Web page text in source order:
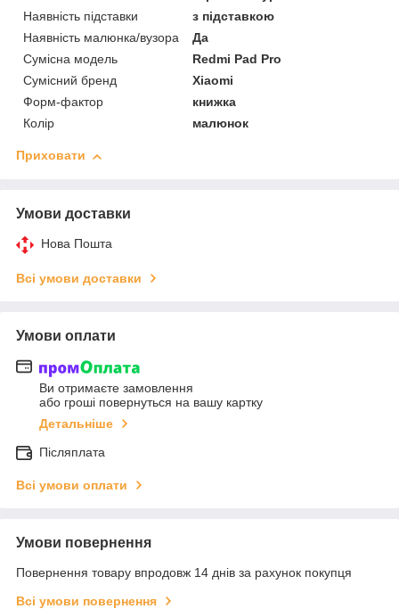
Наявність підставки
з підставкою
Наявність малюнка/вузора
Да
Сумісна модель
Redmi Pad Pro
Сумісний бренд
Xiaomi
Форм-фактор
книжка
Колір
малюнок
Приховати
Умови доставки
Нова Пошта
Всі умови доставки
Умови оплати
Ви отримаєте замовлення
або гроші повернуться на вашу картку
Детальніше
Післяплата
Всі умови оплати
Умови повернення
Повернення товару впродовж 14 днів за рахунок покупця
Всі умови повернення